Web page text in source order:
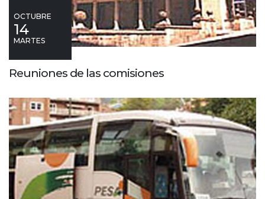
OCTUBRE
14
MARTES
Reuniones de las comisiones